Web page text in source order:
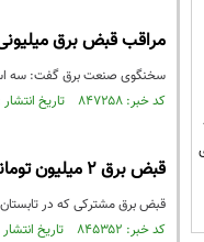
مراقب قبض‌ برق
سخنگوی صنعت برق گفت: سه
کد خبر: ۸۴۷۲۵۸ تاریخ انتشار : ۱۴۰۳/۰۳/۱۷
قبض برق ۲ میلیون تومانی در صورت استفاده از کولر گازی
قبض برق مشترکی که در تابستان از کولر گازی استفاده می‌کند بالای ٢
کد خبر: ۸۴۵۳۵۲ تاریخ انتشار : ۱۴۰۳/۰۲/۰۸